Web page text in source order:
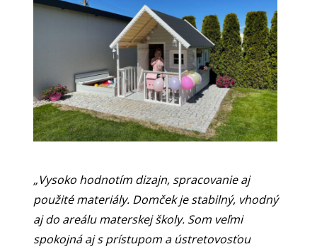
„Vysoko hodnotím dizajn, spracovanie aj
použité materiály. Domček je stabilný, vhodný
aj do areálu materskej školy. Som veľmi
spokojná aj s prístupom a ústretovosťou